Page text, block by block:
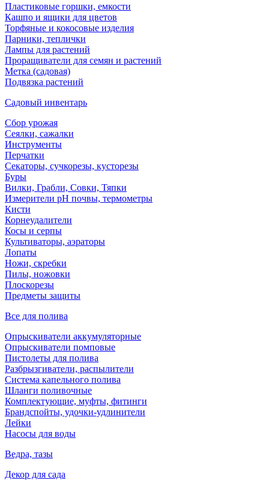
Пластиковые горшки, емкости
Кашпо и ящики для цветов
Торфяные и кокосовые изделия
Парники, теплички
Лампы для растений
Проращиватели для семян и растений
Метка (садовая)
Подвязка растений
Садовый инвентарь
Сбор урожая
Сеялки, сажалки
Инструменты
Перчатки
Секаторы, сучкорезы, кусторезы
Буры
Вилки, Грабли, Совки, Тяпки
Измерители pH почвы, термометры
Кисти
Корнеудалители
Косы и серпы
Культиваторы, аэраторы
Лопаты
Ножи, скребки
Пилы, ножовки
Плоскорезы
Предметы защиты
Все для полива
Опрыскиватели аккумуляторные
Опрыскиватели помповые
Пистолеты для полива
Разбрызгиватели, распылители
Система капельного полива
Шланги поливочные
Комплектующие, муфты, фитинги
Брандспойты, удочки-удлинители
Лейки
Насосы для воды
Ведра, тазы
Декор для сада